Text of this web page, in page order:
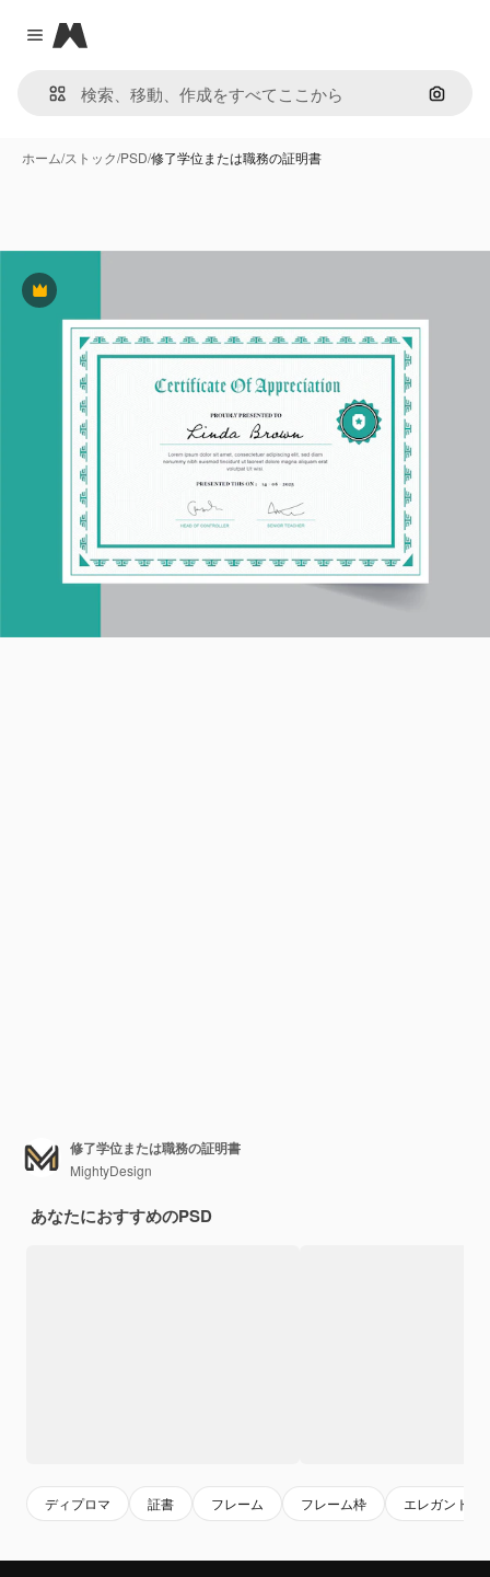
Close menu
Magnific
画像で
ホーム/ストック/PSD/修了学位または職務の証明書
Premium
修了学位または職務の証明書
MightyDesign
あなたにおすすめのPSD
ディプロマ 証書 フレーム フレーム枠 エレガント